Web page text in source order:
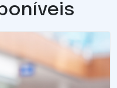
Imobiliárias -